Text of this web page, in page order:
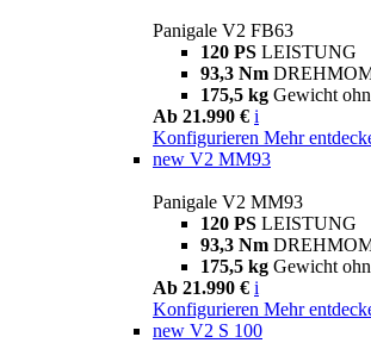
Panigale V2 FB63
120 PS LEISTUNG
93,3 Nm
175,5 kg Gewicht
Ab 21.990 € i
Konfigurieren Mehr
new V2 MM93
Panigale V2 MM93
120 PS LEISTUNG
93,3 Nm
175,5 kg Gewicht
Ab 21.990 € i
Konfigurieren Mehr
new V2 S 100